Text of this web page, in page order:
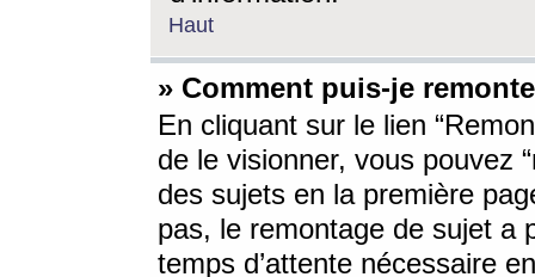
Haut
» Comment puis-je
En cliquant sur le lien
de le visionner, vous pouvez
des sujets en la première
pas, le remontage de sujet a
temps d’attente nécessaire